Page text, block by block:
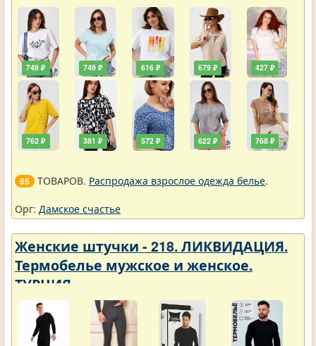
749 ₽
762 ₽
749 ₽
381 ₽
616 ₽
572 ₽
679 ₽
622 ₽
427 ₽
768 ₽
65 ТОВАРОВ. Распродажа взрослое одежда белье.
Орг: Дамское счастье
Женские штучки - 218. ЛИКВИДАЦИЯ.
Термобелье мужское и женское.
ТУРЦИЯ